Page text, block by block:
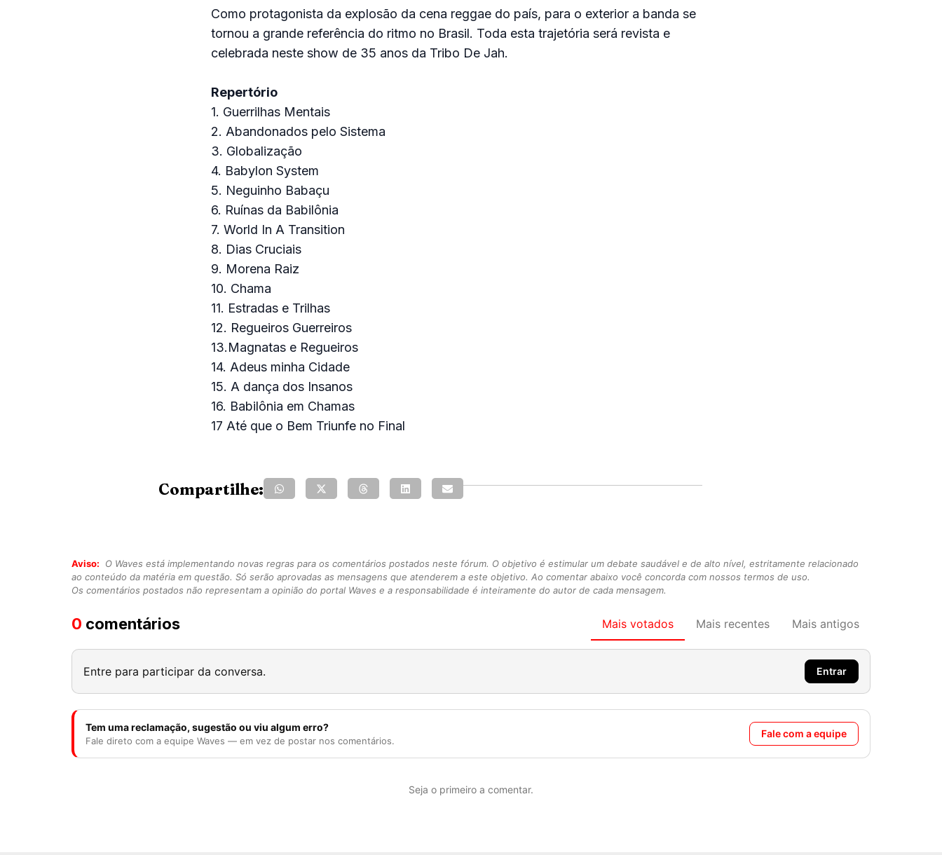
Como protagonista da explosão da cena reggae do país, para o exterior a banda se
tornou a grande referência do ritmo no Brasil. Toda esta trajetória será revista e
celebrada neste show de 35 anos da Tribo De Jah.
Repertório
1. Guerrilhas Mentais
2. Abandonados pelo Sistema
3. Globalização
4. Babylon System
5. Neguinho Babaçu
6. Ruínas da Babilônia
7. World In A Transition
8. Dias Cruciais
9. Morena Raiz
10. Chama
11. Estradas e Trilhas
12. Regueiros Guerreiros
13.Magnatas e Regueiros
14. Adeus minha Cidade
15. A dança dos Insanos
16. Babilônia em Chamas
17 Até que o Bem Triunfe no Final
Compartilhe:
Aviso:
O Waves está implementando novas regras para os comentários postados neste fórum. O objetivo é estimular um debate saudável e de alto nível, estritamente relacionado
ao conteúdo da matéria em questão. Só serão aprovadas as mensagens que atenderem a este objetivo. Ao comentar abaixo você concorda com nossos termos de uso.
Os comentários postados não representam a opinião do portal Waves e a responsabilidade é inteiramente do autor de cada mensagem.
0 comentários Mais votados Mais recentes Mais antigos
Entre para participar da conversa. Entrar
Tem uma reclamação, sugestão ou viu algum erro?
Fale direto com a equipe Waves — em vez de postar nos comentários.
Fale com a equipe
Seja o primeiro a comentar.